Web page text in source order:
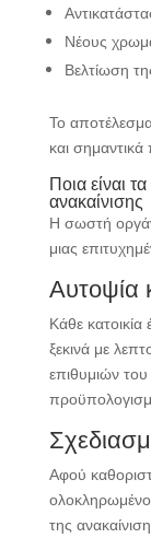
Νέους
Βελτίωση
Το
και σημαντικά
Ποια είναι
ανακαίνισης
Η σωστή
μιας
Αυτοψία
Κάθε κατοικία
ξεκινά με
επιθυμιών του
Αφού
της